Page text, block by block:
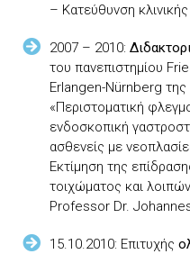
– Κατεύθυνση
2007 – 2010:
του πανεπιστημίου
Erlangen-Nürnberg της
«Περιστοματική
ενδοσκοπική
ασθενείς με
Εκτίμηση της
τοιχώματος και
Professor Dr.
15.10.2010: Επιτυχής